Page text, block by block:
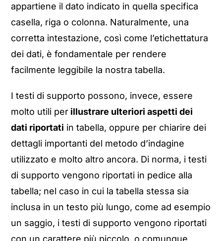
appartiene il dato indicato in quella specifica
casella, riga o colonna. Naturalmente, una
corretta intestazione, così come l’etichettatura
dei dati, è fondamentale per rendere
facilmente leggibile la nostra tabella.
I testi di supporto possono, invece, essere
molto utili per illustrare ulteriori aspetti dei
dati riportati in tabella, oppure per chiarire dei
dettagli importanti del metodo d’indagine
utilizzato e molto altro ancora. Di norma, i testi
di supporto vengono riportati in pedice alla
tabella; nel caso in cui la tabella stessa sia
inclusa in un testo più lungo, come ad esempio
un saggio, i testi di supporto vengono riportati
con un carattere più piccolo, o comunque